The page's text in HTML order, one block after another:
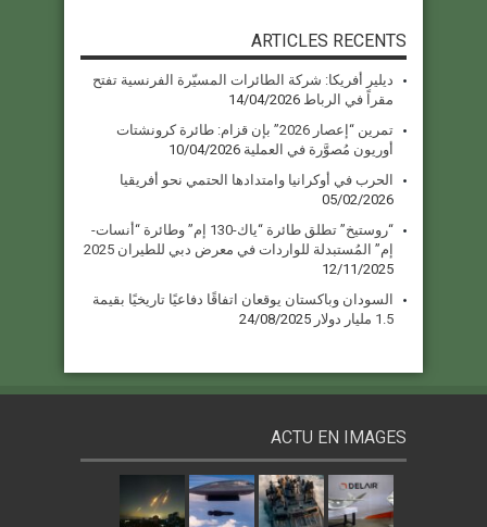
ARTICLES RECENTS
ديلير أفريكا: شركة الطائرات المسيّرة الفرنسية تفتح
مقراً في الرباط 14/04/2026
تمرين “إعصار 2026” بإن قزام: طائرة كرونشتات
أوريون مُصوَّرة في العملية 10/04/2026
الحرب في أوكرانيا وامتدادها الحتمي نحو أفريقيا
05/02/2026
“روستيخ” تطلق طائرة “ياك-130 إم” وطائرة “أنسات-
إم” المُستبدلة للواردات في معرض دبي للطيران 2025
12/11/2025
السودان وباكستان يوقعان اتفاقًا دفاعيًا تاريخيًا بقيمة
1.5 مليار دولار
24/08/2025
ACTU EN IMAGES